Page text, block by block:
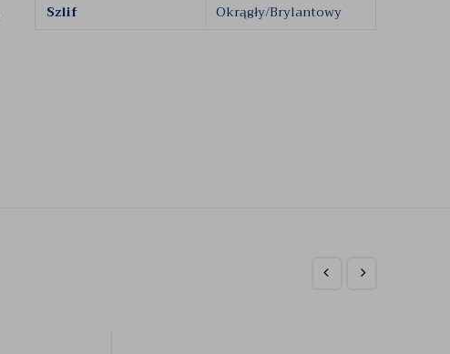
Szlif
Okrągły/Brylantowy